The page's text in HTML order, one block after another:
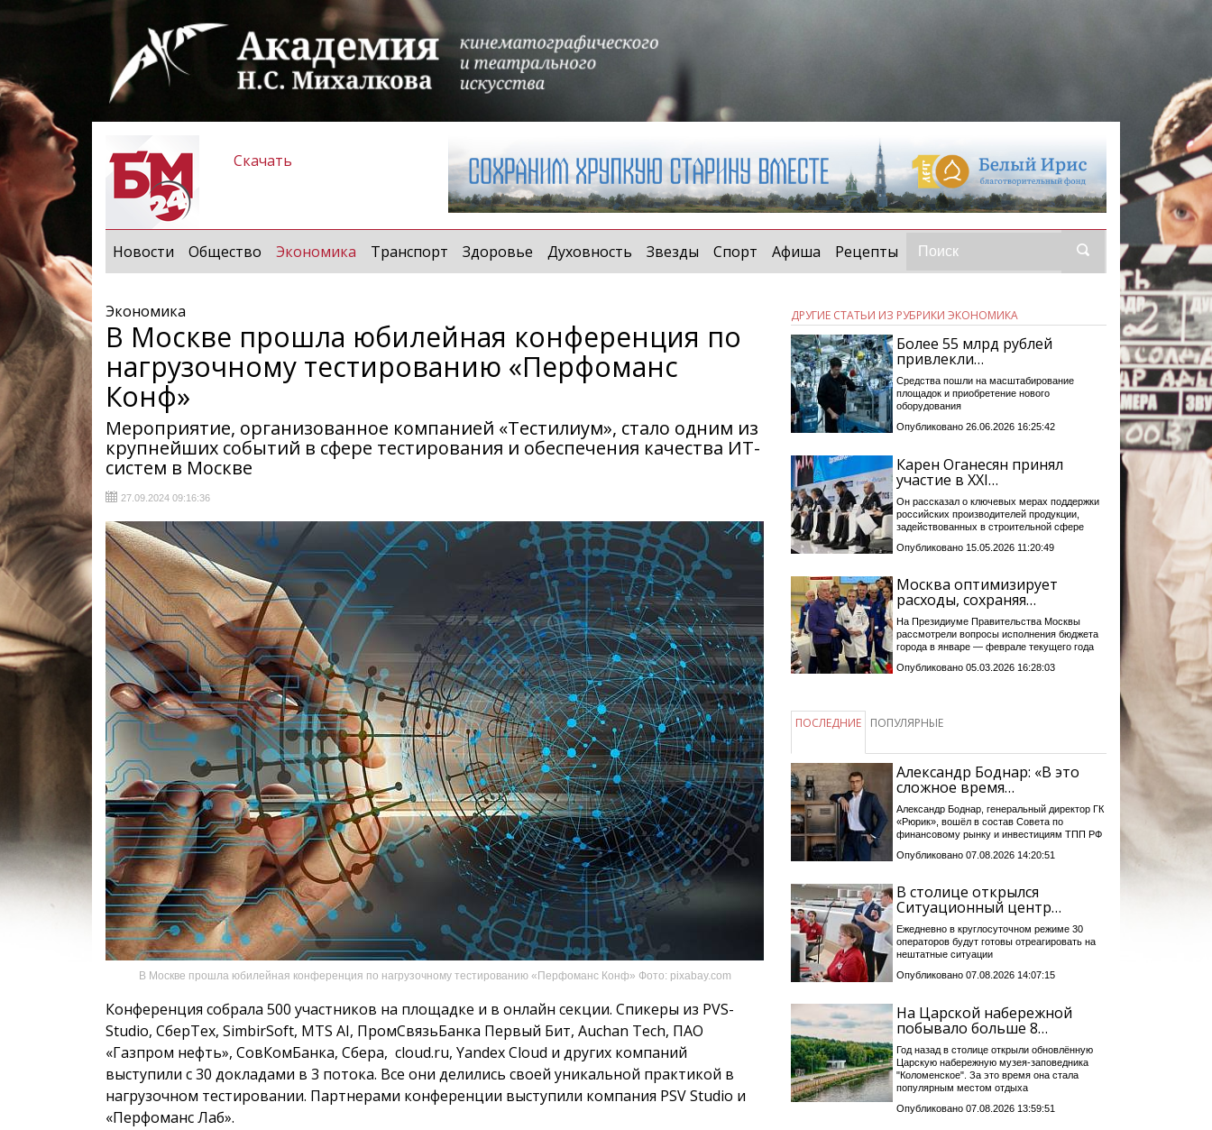
Скачать
Новости Общество Экономика (current)
Транспорт Здоровье Духовность Звезды Спорт Афиша Рецепты
Экономика
В Москве прошла юбилейная конференция по
нагрузочному тестированию «Перфоманс
Конф»
Мероприятие, организованное компанией «Тестилиум», стало одним из
крупнейших событий в сфере тестирования и обеспечения качества ИТ-
систем в Москве
27.09.2024 09:16:36
В Москве прошла юбилейная конференция по нагрузочному тестированию «Перфоманс Конф» Фото: pixabay.com
Конференция собрала 500 участников на площадке и в онлайн секции. Спикеры из PVS-
Studio, СберТех, SimbirSoft, MTS AI, ПромСвязьБанка Первый Бит, Auchan Tech, ПАО
«Газпром нефть», СовКомБанка, Сбера, cloud.ru, Yandex Cloud и других компаний
выступили с 30 докладами в 3 потока. Все они делились своей уникальной практикой в
нагрузочном тестировании. Партнерами конференции выступили компания PSV Studio и
«Перфоманс Лаб».
ДРУГИЕ СТАТЬИ ИЗ РУБРИКИ ЭКОНОМИКА
Более 55 млрд рублей
привлекли…
Средства пошли на масштабирование
площадок и приобретение нового
оборудования
Опубликовано 26.06.2026 16:25:42
Карен Оганесян принял
участие в XXI…
Он рассказал о ключевых мерах поддержки
российских производителей продукции,
задействованных в строительной сфере
Опубликовано 15.05.2026 11:20:49
Москва оптимизирует
расходы, сохраняя…
На Президиуме Правительства Москвы
рассмотрели вопросы исполнения бюджета
города в январе — феврале текущего года
Опубликовано 05.03.2026 16:28:03
ПОСЛЕДНИЕ ПОПУЛЯРНЫЕ
Александр Боднар: «В это
сложное время…
Александр Боднар, генеральный директор ГК
«Рюрик», вошёл в состав Совета по
финансовому рынку и инвестициям ТПП РФ
Опубликовано 07.08.2026 14:20:51
В столице открылся
Ситуационный центр…
Ежедневно в круглосуточном режиме 30
операторов будут готовы отреагировать на
нештатные ситуации
Опубликовано 07.08.2026 14:07:15
На Царской набережной
побывало больше 8…
Год назад в столице открыли обновлённую
Царскую набережную музея-заповедника
"Коломенское". За это время она стала
популярным местом отдыха
Опубликовано 07.08.2026 13:59:51